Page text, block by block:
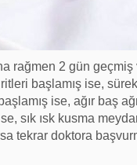
rağmen 2 gün geçmiş
başlamış ise,
ise, ağır baş
sık ısk kusma
tekrar doktora